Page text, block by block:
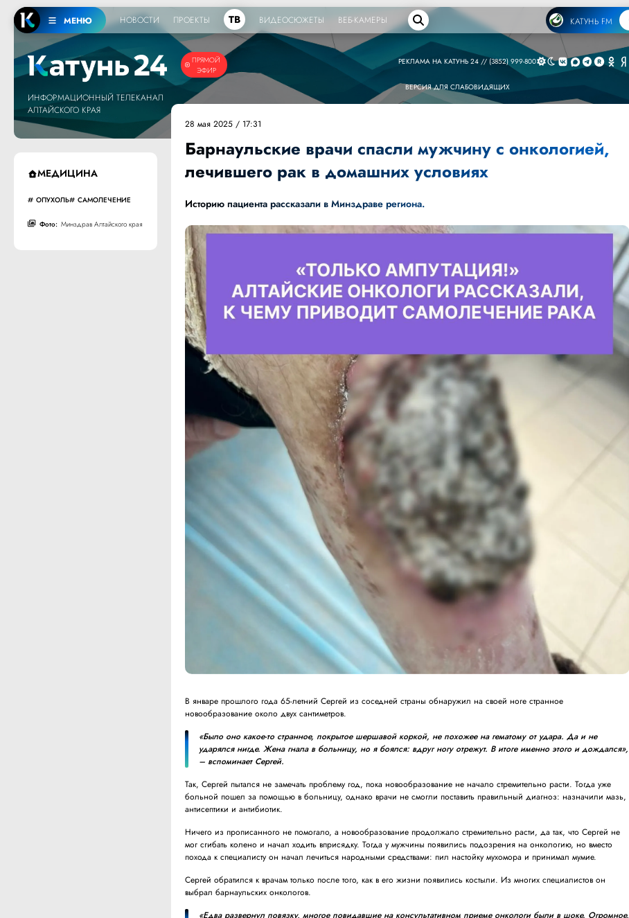
МЕНЮ НОВОСТИ ПРОЕКТЫ ТВ ВИДЕОСЮЖЕТЫ ВЕБ-КАМЕРЫ КАТУНЬ FM
ПРЯМОЙ
ЭФИР
ИНФОРМАЦИОННЫЙ ТЕЛЕКАНАЛ
АЛТАЙСКОГО КРАЯ
РЕКЛАМА НА КАТУНЬ 24 // (3852) 999-800
ВЕРСИЯ ДЛЯ СЛАБОВИДЯЩИХ
МЕДИЦИНА
ОПУХОЛЬ САМОЛЕЧЕНИЕ
Фото: Минздрав Алтайского края
28 мая 2025 / 17:31
Барнаульские врачи спасли мужчину с онкологией,
лечившего рак в домашних условиях
Историю пациента рассказали в Минздраве региона.
В январе прошлого года 65-летний Сергей из соседней страны обнаружил на своей ноге странное
новообразование около двух сантиметров.
«Было оно какое-то странное, покрытое шершавой коркой, не похожее на гематому от удара. Да и не
ударялся нигде. Жена гнала в больницу, но я боялся: вдруг ногу отрежут. В итоге именно этого и дождался»,
– вспоминает Сергей.
Так, Сергей пытался не замечать проблему год, пока новообразование не начало стремительно расти. Тогда уже
больной пошел за помощью в больницу, однако врачи не смогли поставить правильный диагноз: назначили мазь,
антисептики и антибиотик.
Ничего из прописанного не помогало, а новообразование продолжало стремительно расти, да так, что Сергей не
мог сгибать колено и начал ходить вприсядку. Тогда у мужчины появились подозрения на онкологию, но вместо
похода к специалисту он начал лечиться народными средствами: пил настойку мухомора и принимал мумие.
Сергей обратился к врачам только после того, как в его жизни появились костыли. Из многих специалистов он
выбрал барнаульских онкологов.
«Едва развернул повязку, многое повидавшие на консультативном приеме онкологи были в шоке. Огромное,